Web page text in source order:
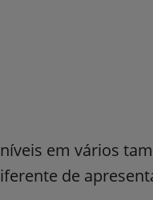
em vários
de